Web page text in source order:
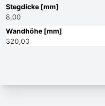
Stegdicke [mm]
8,00
Wandhöhe [mm]
320,00